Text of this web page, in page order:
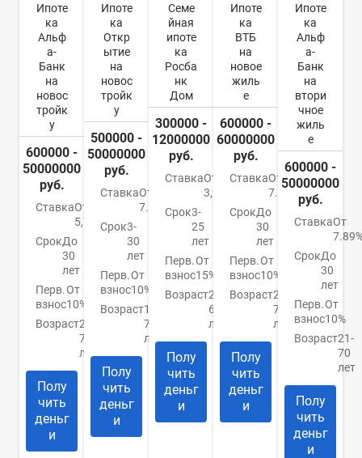
Ипоте
ка
Альф
а-
Банк
на
новос
тройк
у
600000 -
50000000
руб.
СтавкаОт
5,79%
СрокДо
30
лет
Перв.
взнос
От
10%
Возраст21-
70
лет
Полу
чить
деньг
и
Ипоте
ка
Откр
ытие
на
новос
тройк
у
500000 -
50000000
руб.
СтавкаОт
7.5%
Срок3-
30
лет
Перв.
взнос
От
10%
Возраст18-
70
лет
Полу
чить
деньг
и
Семе
йная
ипоте
ка
Росба
нк
Дом
300000 -
12000000
руб.
СтавкаОт
3,2%
Срок3-
25
лет
Перв.
взнос
От
15%
Возраст21-
65
лет
Полу
чить
деньг
и
Ипоте
ка
ВТБ
на
новое
жиль
е
600000 -
60000000
руб.
СтавкаОт
7.4%
СрокДо
30
лет
Перв.
взнос
От
10%
Возраст21-
75
лет
Полу
чить
деньг
и
Ипоте
ка
Альф
а-
Банк
на
втори
чное
жиль
е
600000 -
50000000
руб.
СтавкаОт
СрокДо
30
лет
Перв.
взнос
От
10%
Возраст21-
70
лет
Полу
чить
деньг
и